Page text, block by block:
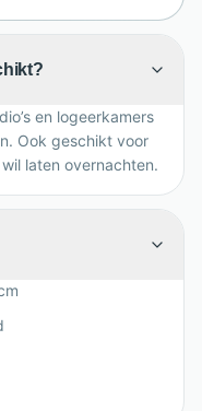
en logeerkamers
Ook geschikt voor
laten overnachten.